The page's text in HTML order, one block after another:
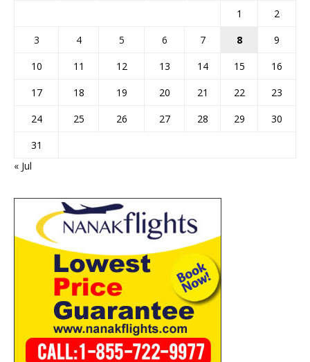
1
2
3
4 5 6 7 8
9
10
11 12 13 14 15
16
17
18 19 20 21 22
23
24
25 26 27 28 29
30
31
« Jul